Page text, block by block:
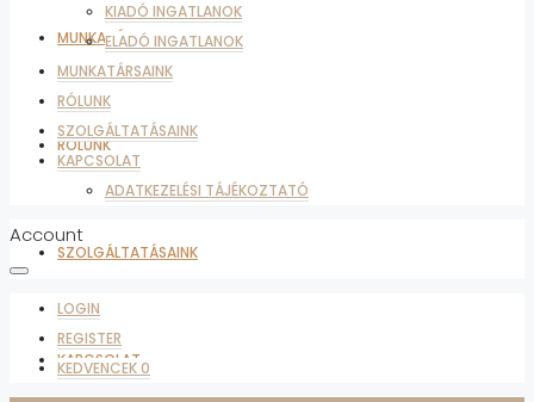
MUNKATÁRSAINK
RÓLUNK
SZOLGÁLTATÁSAINK
KAPCSOLAT
KIADÓ INGATLANOK
ELADÓ INGATLANOK
MUNKATÁRSAINK
RÓLUNK
SZOLGÁLTATÁSAINK
KAPCSOLAT
ADATKEZELÉSI TÁJÉKOZTATÓ
Account
LOGIN
REGISTER
KEDVENCEK0